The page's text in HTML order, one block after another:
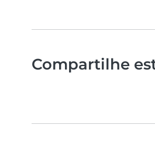
Compartilhe